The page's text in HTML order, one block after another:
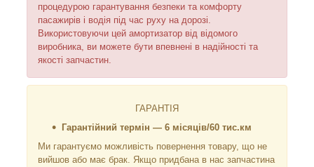
процедурою гарантування безпеки та комфорту
пасажирів і водія під час руху на дорозі.
Використовуючи цей амортизатор від відомого
виробника, ви можете бути впевнені в надійності та
якості запчастин.
ГАРАНТІЯ
Гарантійний термін — 6 місяців/60 тис.км
Ми гарантуємо можливість повернення товару, що не
вийшов або має брак. Якщо придбана в нас запчастина